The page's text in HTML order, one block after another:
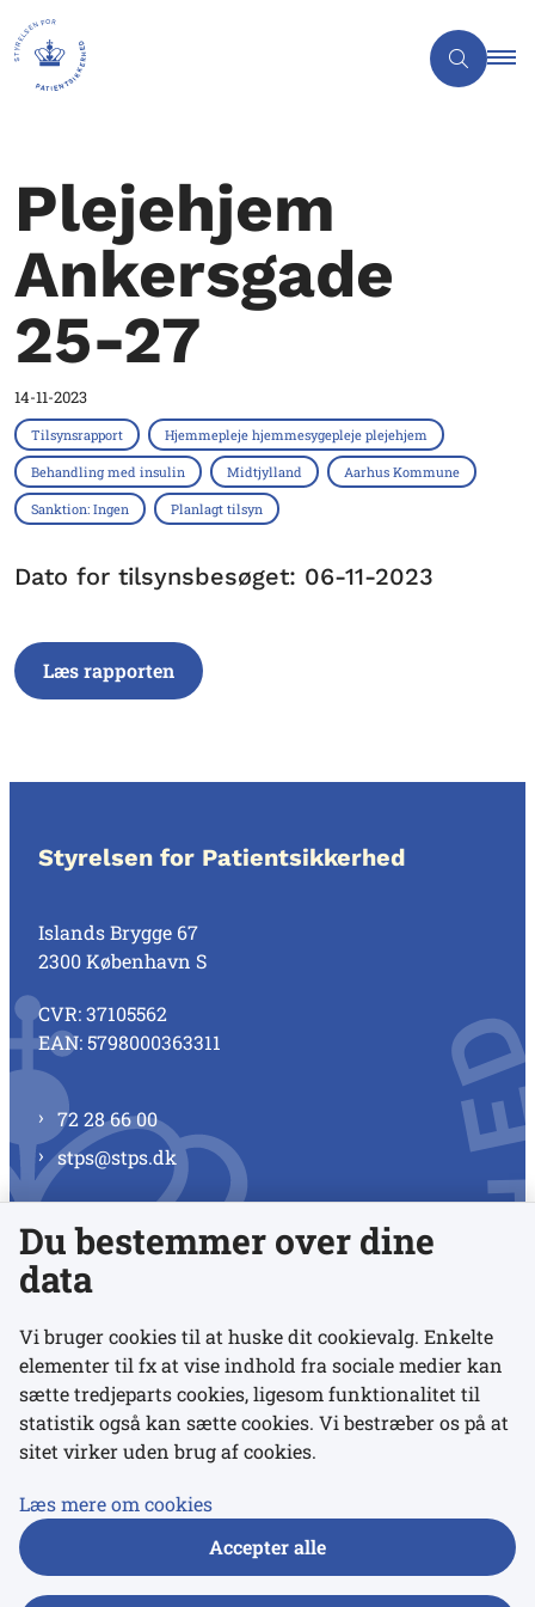
Plejehjem
Ankersgade
25-27
14-11-2023
Tilsynsrapport Hjemmepleje hjemmesygepleje plejehjem
Behandling med insulin Midtjylland Aarhus Kommune
Sanktion: Ingen Planlagt tilsyn
Dato for tilsynsbesøget: 06-11-2023
Læs rapporten
Styrelsen for Patientsikkerhed
Islands Brygge 67
2300 København S
CVR: 37105562
EAN: 5798000363311
72 28 66 00
stps@stps.dk
Se alle kontaktnumre
Links
Udgivelser
Du bestemmer over dine
data
Vi bruger cookies til at huske dit cookievalg. Enkelte
elementer til fx at vise indhold fra sociale medier kan
sætte tredjeparts cookies, ligesom funktionalitet til
statistik også kan sætte cookies. Vi bestræber os på at
sitet virker uden brug af cookies.
Læs mere om cookies
Accepter alle